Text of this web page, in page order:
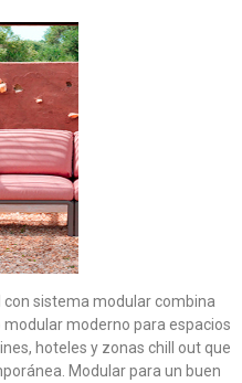
con sistema modular combina
moderno para espacios
hoteles y zonas chill out que
Modular para un buen